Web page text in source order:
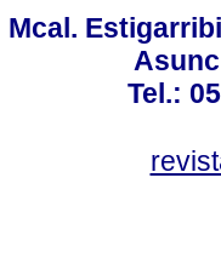
Mcal.
Tel.: